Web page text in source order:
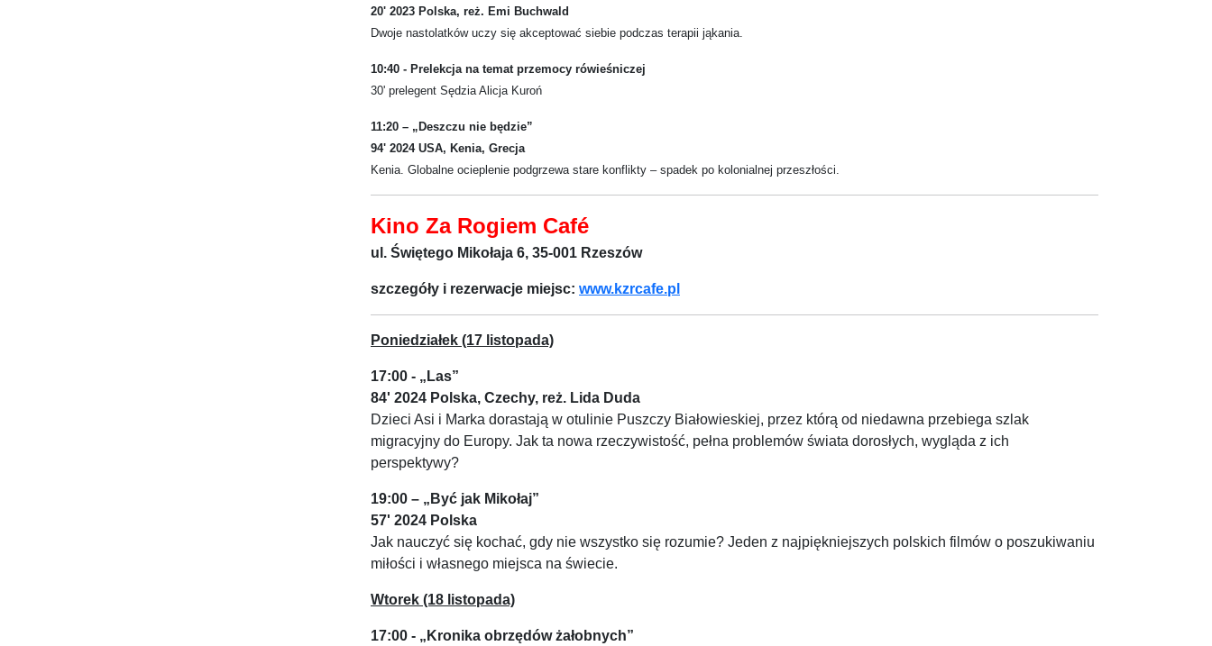
20' 2023 Polska, reż. Emi Buchwald
Dwoje nastolatków uczy się akceptować siebie podczas terapii jąkania.
10:40 - Prelekcja na temat przemocy rówieśniczej
30' prelegent Sędzia Alicja Kuroń
11:20 – „Deszczu nie będzie”
94' 2024 USA, Kenia, Grecja
Kenia. Globalne ocieplenie podgrzewa stare konflikty – spadek po kolonialnej przeszłości.
Kino Za Rogiem Café
ul. Świętego Mikołaja 6, 35-001 Rzeszów
szczegóły i rezerwacje miejsc: www.kzrcafe.pl
Poniedziałek (17 listopada)
17:00 - „Las”
84' 2024 Polska, Czechy, reż. Lida Duda
Dzieci Asi i Marka dorastają w otulinie Puszczy Białowieskiej, przez którą od niedawna przebiega szlak
migracyjny do Europy. Jak ta nowa rzeczywistość, pełna problemów świata dorosłych, wygląda z ich
perspektywy?
19:00 – „Być jak Mikołaj”
57' 2024 Polska
Jak nauczyć się kochać, gdy nie wszystko się rozumie? Jeden z najpiękniejszych polskich filmów o poszukiwaniu
miłości i własnego miejsca na świecie.
Wtorek (18 listopada)
17:00 - „Kronika obrzędów żałobnych”